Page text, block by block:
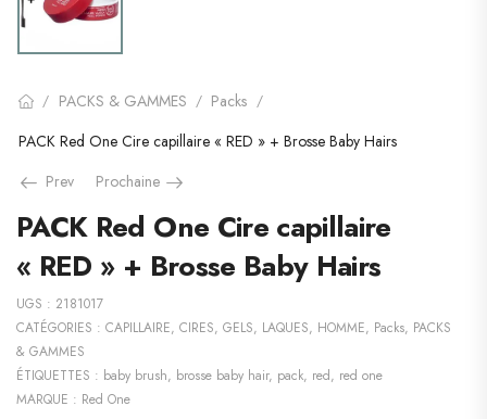
/ PACKS & GAMMES / Packs /
PACK Red One Cire capillaire « RED » + Brosse Baby Hairs
Prev
Prochaine
PACK Red One Cire capillaire
« RED » + Brosse Baby Hairs
UGS : 2181017
CATÉGORIES : CAPILLAIRE, CIRES, GELS, LAQUES, HOMME, Packs, PACKS
& GAMMES
ÉTIQUETTES : baby brush, brosse baby hair, pack, red, red one
MARQUE : Red One